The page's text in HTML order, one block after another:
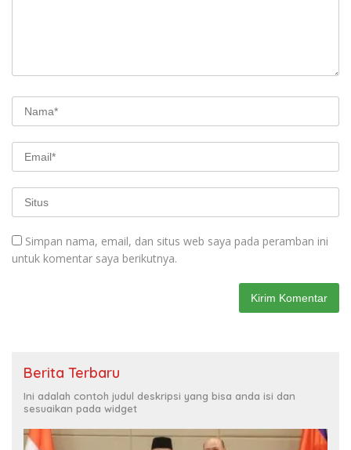
Simpan nama, email, dan situs web saya pada peramban ini
untuk komentar saya berikutnya.
Berita Terbaru
Ini adalah contoh judul deskripsi yang bisa anda isi dan
sesuaikan pada widget